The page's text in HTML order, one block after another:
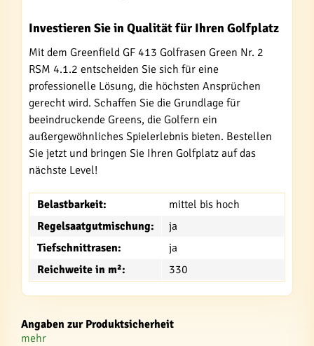
Investieren Sie in Qualität für Ihren Golfplatz
Mit dem Greenfield GF 413 Golfrasen Green Nr. 2
RSM 4.1.2 entscheiden Sie sich für eine
professionelle Lösung, die höchsten Ansprüchen
gerecht wird. Schaffen Sie die Grundlage für
beeindruckende Greens, die Golfern ein
außergewöhnliches Spielerlebnis bieten. Bestellen
Sie jetzt und bringen Sie Ihren Golfplatz auf das
nächste Level!
Belastbarkeit:
mittel bis hoch
Regelsaatgutmischung:
ja
Tiefschnittrasen:
ja
Reichweite in m²:
330
Angaben zur Produktsicherheit
mehr